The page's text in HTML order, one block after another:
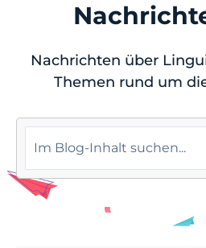
Nachrichten über
Themen rund um